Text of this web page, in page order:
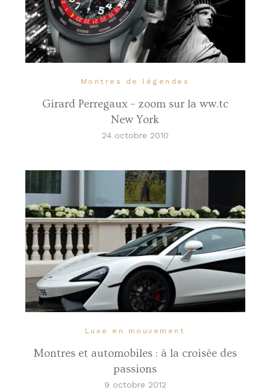
Montres de légendes
Girard Perregaux – zoom sur la ww.tc
New York
24 octobre 2010
Luxe en mouvement
Montres et automobiles : à la croisée des
passions
9 octobre 2012